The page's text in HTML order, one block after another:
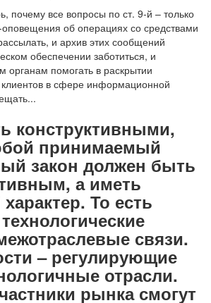
почему все вопросы по ст. 9-й – только
об операциях со средствами
и архив этих сообщений
обеспечении заботиться, и
органам помогать в раскрытии
в сфере информационной
конструктивными,
принимаемый
закон должен быть
а иметь
То есть
связи.
– регулирующие
отрасли.
рынка смогут